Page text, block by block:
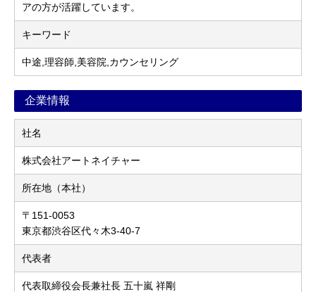
アの方が活躍しています。
キーワード
中途,理容師,美容院,カウンセリング
企業情報
社名
株式会社アートネイチャー
所在地（本社）
〒151-0053
東京都渋谷区代々木3-40-7
代表者
代表取締役会長兼社長 五十嵐 祥剛